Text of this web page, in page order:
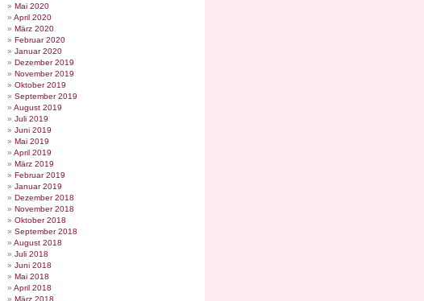
Mai 2020
April 2020
März 2020
Februar 2020
Januar 2020
Dezember 2019
November 2019
Oktober 2019
September 2019
August 2019
Juli 2019
Juni 2019
Mai 2019
April 2019
März 2019
Februar 2019
Januar 2019
Dezember 2018
November 2018
Oktober 2018
September 2018
August 2018
Juli 2018
Juni 2018
Mai 2018
April 2018
März 2018